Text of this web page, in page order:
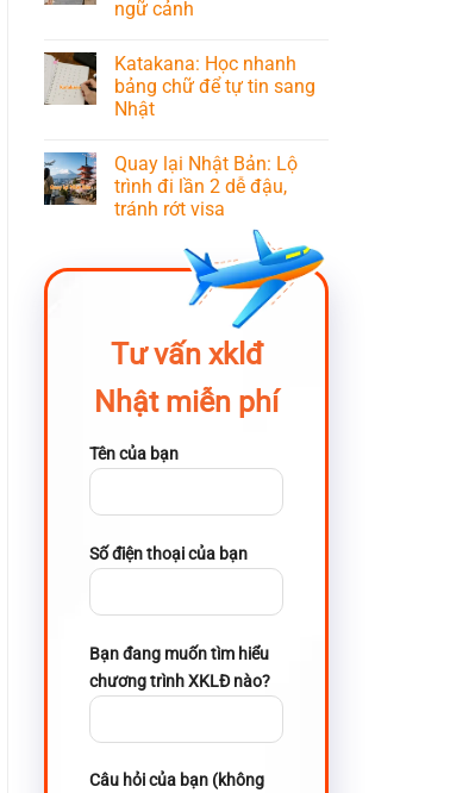
ngữ cảnh
Katakana: Học nhanh
bảng chữ để tự tin sang
Nhật
Quay lại Nhật Bản: Lộ
trình đi lần 2 dễ đậu,
tránh rớt visa
Tư vấn xklđ
Nhật miễn phí
Tên của bạn
Số điện thoại của bạn
Bạn đang muốn tìm hiểu
chương trình XKLĐ nào?
Câu hỏi của bạn (không